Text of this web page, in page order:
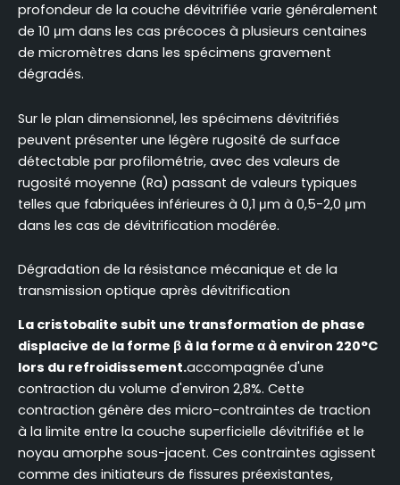
profondeur de la couche dévitrifiée varie généralement
de 10 μm dans les cas précoces à plusieurs centaines
de micromètres dans les spécimens gravement
dégradés.
Sur le plan dimensionnel, les spécimens dévitrifiés
peuvent présenter une légère rugosité de surface
détectable par profilométrie, avec des valeurs de
rugosité moyenne (Ra) passant de valeurs typiques
telles que fabriquées inférieures à 0,1 μm à 0,5-2,0 μm
dans les cas de dévitrification modérée.
Dégradation de la résistance mécanique et de la
transmission optique après dévitrification
La cristobalite subit une transformation de phase
displacive de la forme β à la forme α à environ 220°C
lors du refroidissement.accompagnée d'une
contraction du volume d'environ 2,8%. Cette
contraction génère des micro-contraintes de traction
à la limite entre la couche superficielle dévitrifiée et le
noyau amorphe sous-jacent. Ces contraintes agissent
comme des initiateurs de fissures préexistantes,